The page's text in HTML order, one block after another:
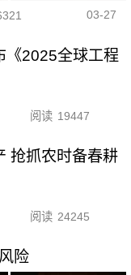
03-27
《2025全球工程
阅读 19447
抢抓农时备春耕
阅读 24245
险